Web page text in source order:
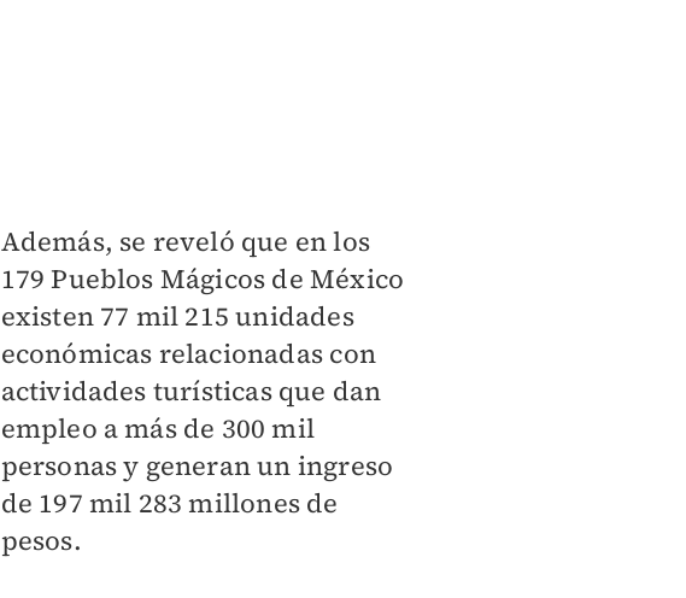
Además, se reveló que en los
179 Pueblos Mágicos de México
existen 77 mil 215 unidades
económicas relacionadas con
actividades turísticas que dan
empleo a más de 300 mil
personas y generan un ingreso
de 197 mil 283 millones de
pesos.